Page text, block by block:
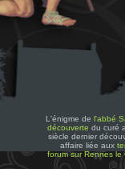
L'énigme de l'abbé
découverte du curé
siècle dernier
affaire liée aux
forum sur Rennes le